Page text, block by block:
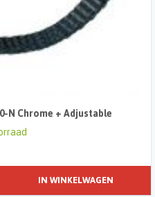
N Chrome + Adjustable
IN WINKELWAGEN